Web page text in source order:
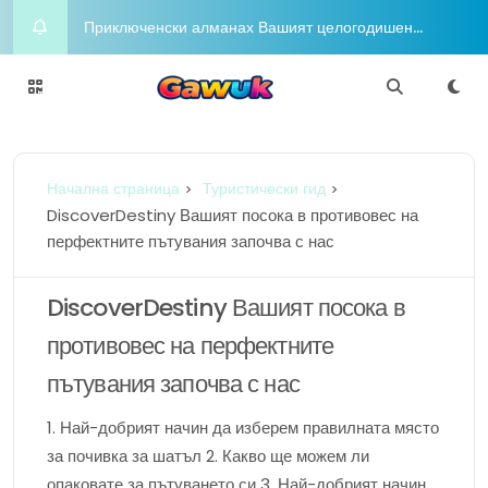
Приключенски алманах Вашият целогодишен
пътеводител за радостта и приключенията
Night on the Town Горещи концепции за облекло
гордост
Йога Блаженство Издигнете духа си с медитация
Шофиране в разкош Бляскавият лайфстайл в
съответствие с любителите в съответствие с
луксозни коли
Начална страница Туристически гид
DiscoverDestiny Вашият посока в противовес на
перфектните пътувания започва с нас
DiscoverDestiny Вашият посока в
противовес на перфектните
пътувания започва с нас
1. Най-добрият начин да изберем правилната място
за почивка за шатъл 2. Какво ще можем ли